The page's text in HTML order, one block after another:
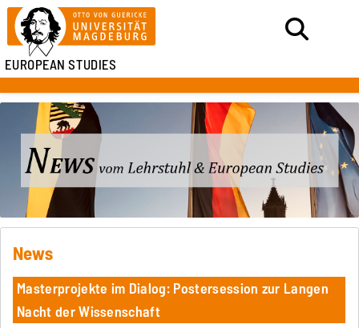
EUROPEAN STUDIES
News
Masterprojekte im Dialog: Postersession zur Langen
Nacht der Wissenschaft